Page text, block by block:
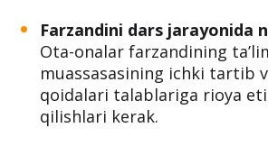
Farzandini dars jarayonida
Ota-onalar farzandining
muassasasining ichki tartib
qoidalari talablariga rioya
qilishlari kerak.